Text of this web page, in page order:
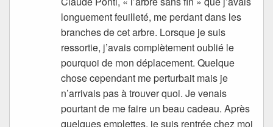
longuement feuilleté, me perdant dans les
branches de cet arbre. Lorsque je suis
ressortie, j’avais complètement oublié le
pourquoi de mon déplacement. Quelque
chose cependant me perturbait mais je
n’arrivais pas à trouver quoi. Je venais
pourtant de me faire un beau cadeau. Après
quelques emplettes, je suis rentrée chez moi